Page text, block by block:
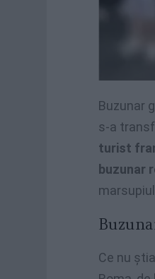
Buzunar
s-a
turist
buzunar
Ce nu